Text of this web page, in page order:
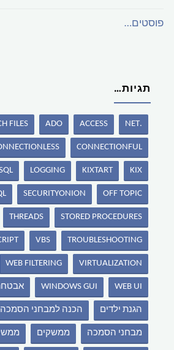
פוסטים…
תגיות…
.NET
ACCESS
ADO
FILES
CONNECTIONFUL
KIX
KIXTART
LOGGING
OFF TOPIC
SECURITYONION
STORED PROCEDURES
THREADS
TROUBLESHOOTING
VBS
VIRTUALIZATION
WEB FILTERING
WEB UI
WINDOWS GUI
הגנת ילדים הכנה למבחני הסמכה
מבחני הסמכה ממשקים